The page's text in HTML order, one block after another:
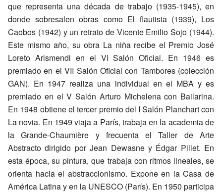
que representa una década de trabajo (1935-1945), en
donde sobresalen obras como El flautista (1939), Los
Caobos (1942) y un retrato de Vicente Emilio Sojo (1944).
Este mismo año, su obra La niña recibe el Premio José
Loreto Arismendi en el VI Salón Oficial. En 1946 es
premiado en el VII Salón Oficial con Tambores (colección
GAN). En 1947 realiza una individual en el MBA y es
premiado en el V Salón Arturo Michelena con Bailarina.
En 1948 obtiene el tercer premio del I Salón Planchart con
La novia. En 1949 viaja a París, trabaja en la academia de
la Grande-Chaumière y frecuenta el Taller de Arte
Abstracto dirigido por Jean Dewasne y Édgar Pillet. En
esta época, su pintura, que trabaja con ritmos lineales, se
orienta hacia el abstraccionismo. Expone en la Casa de
América Latina y en la UNESCO (París). En 1950 participa